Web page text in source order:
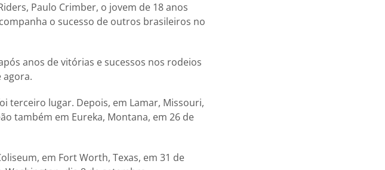
Paulo Crimber, o jovem de 18 anos
o sucesso de outros brasileiros no
anos de vitórias e sucessos nos rodeios
agora.
terceiro lugar. Depois, em Lamar, Missouri,
também em Eureka, Montana, em 26 de
em Fort Worth, Texas, em 31 de